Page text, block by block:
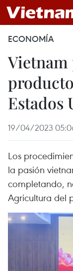
ECONOMÍA
Estados
19/04/2023
Los
la pasión
completando,
Agricultura del